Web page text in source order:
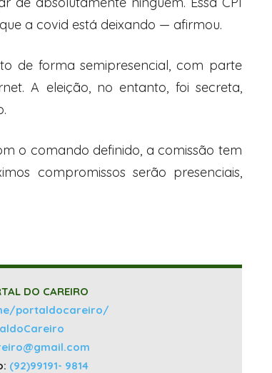
a covid está deixando — afirmou.
de forma semipresencial, com parte
A eleição, no entanto, foi secreta,
o comando definido, a comissão tem
compromissos serão presenciais,
DO CAREIRO
portaldocareiro/
(92)99191- 9814